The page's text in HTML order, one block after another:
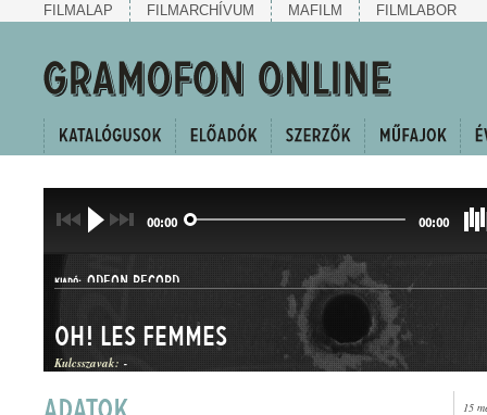
FILMALAP FILMARCHÍVUM MAFILM FILMLABOR
00:00 00:00
KIADÓ: ODEON RECORD
Oh! Les Femmes
Kulcsszavak: -
15